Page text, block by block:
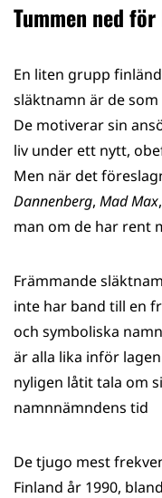
Tummen ned
En liten grupp
släktnamn är de
De motiverar sin
liv under ett nytt,
Men när det
Dannenberg, Mad Max,
man om de har rent
Främmande
inte har band till en
och symboliska
är alla lika inför
nyligen låtit tala om
namnnämndens tid
De tjugo mest
Finland år 1990,